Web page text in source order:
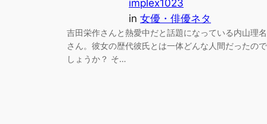
implex1023
in 女優・俳優ネタ
吉田栄作さんと熱愛中だと話題になっている内山理名
さん。彼女の歴代彼氏とは一体どんな人間だったので
しょうか？ そ…